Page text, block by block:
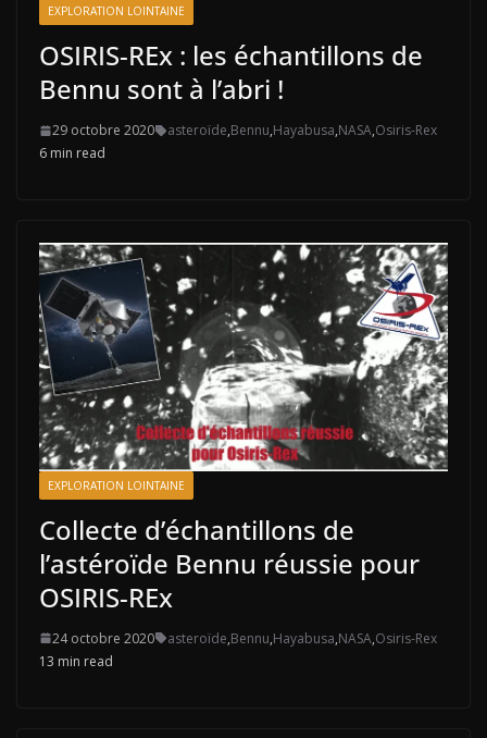
EXPLORATION LOINTAINE
OSIRIS-REx : les échantillons de
Bennu sont à l’abri !
29 octobre 2020 asteroïde,Bennu,Hayabusa,NASA,Osiris-Rex
6 min read
EXPLORATION LOINTAINE
Collecte d’échantillons de
l’astéroïde Bennu réussie pour
OSIRIS-REx
24 octobre 2020 asteroïde,Bennu,Hayabusa,NASA,Osiris-Rex
13 min read